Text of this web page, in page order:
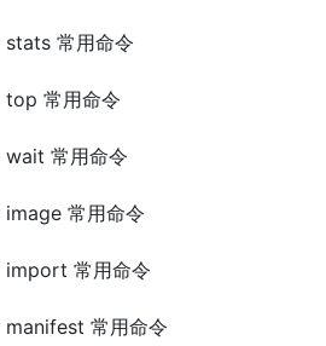
常用命令
常用命令
常用命令
常用命令
常用命令
常用命令